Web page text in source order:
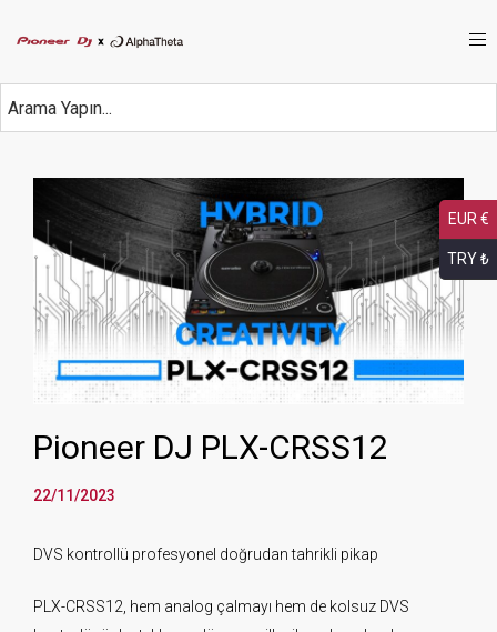
Pioneer DJ PLX-CRSS12
22/11/2023
DVS kontrollü profesyonel doğrudan tahrikli pikap
PLX-CRSS12, hem analog çalmayı hem de kolsuz DVS
EUR €
TRY ₺